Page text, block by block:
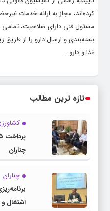
کرده‌اند، مجاز به ارائه خدمات
مسئول فنی دارای صلاحیت، تمامی
بسته‌بندی و ارسال دارو را از
غذا و دارو...
تازه ترین مطالب
چناران
چناران
اشتغال و